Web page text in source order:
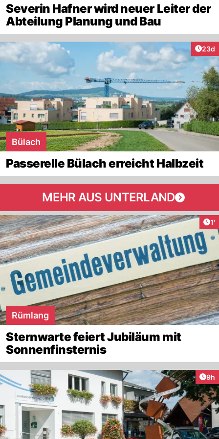
Severin Hafner wird neuer Leiter der
Abteilung Planung und Bau
23d
Bülach
Passerelle Bülach erreicht Halbzeit
MEHR AUS UNTERLAND
1'
Rümlang
Sternwarte feiert Jubiläum mit
Sonnenfinsternis
9h